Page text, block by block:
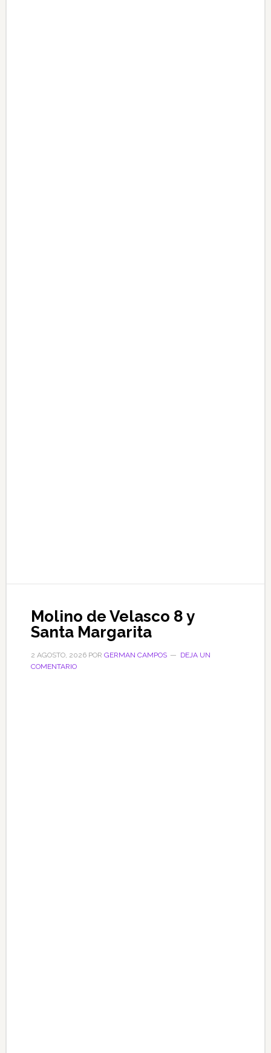
Molino de Velasco 8 y
Santa Margarita
2 AGOSTO, 2026POR GERMAN CAMPOS
DEJA UN
COMENTARIO